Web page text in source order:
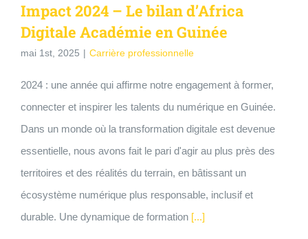
Impact 2024 – Le bilan d’Africa
Digitale Académie en Guinée
mai 1st, 2025 | Carrière professionnelle
2024 : une année qui affirme notre engagement à former,
connecter et inspirer les talents du numérique en Guinée.
Dans un monde où la transformation digitale est devenue
essentielle, nous avons fait le pari d'agir au plus près des
territoires et des réalités du terrain, en bâtissant un
écosystème numérique plus responsable, inclusif et
durable. Une dynamique de formation[...]